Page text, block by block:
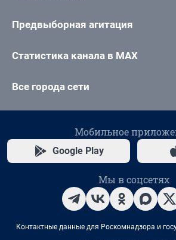
Предвыборная агитация
Статистика канала в MAX
Все города сети
Мобильное
Google Play
Мы в соцсетях
Контактные данные для Роскомнадзора и